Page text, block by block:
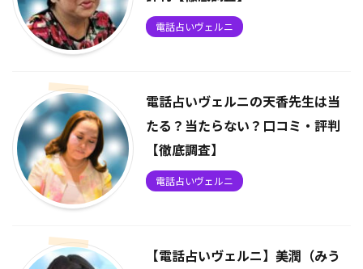
電話占いヴェルニ
電話占いヴェルニの天香先生は当
たる？当たらない？口コミ・評判
【徹底調査】
電話占いヴェルニ
【電話占いヴェルニ】美潤（みう